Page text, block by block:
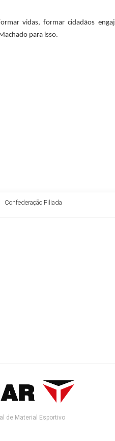
vidas, formar cidadãos
para isso.
Confederação Filiada
de Material Esportivo